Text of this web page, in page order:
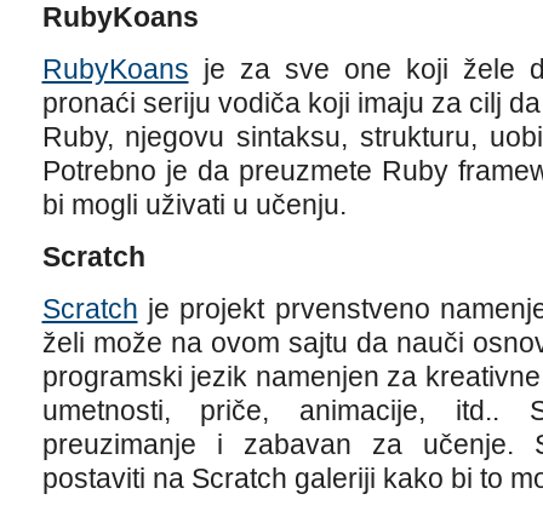
RubyKoans
RubyKoans je za sve one koji žele
pronaći seriju vodiča koji imaju za cilj
Ruby, njegovu sintaksu, strukturu,
Potrebno je da preuzmete Ruby
bi mogli uživati u učenju.
Scratch
Scratch je projekt prvenstveno
želi može na ovom sajtu da nauči
programski jezik namenjen za
umetnosti, priče, animacije, itd..
preuzimanje i zabavan za učenje.
postaviti na Scratch galeriji kako bi to